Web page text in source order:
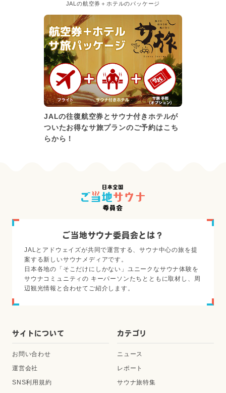
JALの航空券＋ホテルのパッケージ
JALの往復航空券とサウナ付きホテルが
ついたお得なサ旅プランのご予約はこち
らから！
ご当地サウナ委員会とは？
JALとアドウェイズが共同で運営する、サウナ中心の旅を提
案する新しいサウナメディアです。
日本各地の「そこだけにしかない」ユニークなサウナ体験を
サウナコミュニティの キーパーソンたちとともに取材し、周
辺観光情報と合わせてご紹介します。
サイトについて
お問い合わせ
運営会社
SNS利用規約
カテゴリ
ニュース
レポート
サウナ旅特集